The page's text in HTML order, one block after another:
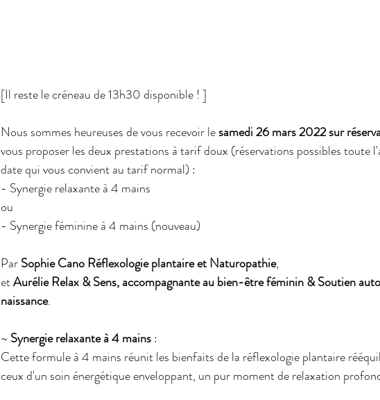
[Il reste le créneau de 13h30 disponible ! ]
Nous sommes heureuses de vous recevoir le samedi 26 mars 2022 sur
vous proposer les deux prestations à tarif doux (réservations possibles toute
date qui vous convient au tarif normal) :
- Synergie relaxante à 4 mains
ou
- Synergie féminine à 4 mains (nouveau)
Par Sophie Cano Réflexologie plantaire et Naturopathie,
et Aurélie Relax & Sens, accompagnante au bien-être féminin & Soutien
naissance.
~ Synergie relaxante à 4 mains :
Cette formule à 4 mains réunit les bienfaits de la réflexologie plantaire
ceux d'un soin énergétique enveloppant, un pur moment de relaxation